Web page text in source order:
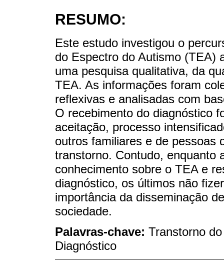
RESUMO:
Este estudo investigou o
do Espectro do Autismo (TEA)
uma pesquisa qualitativa, da
TEA. As informações foram
reflexivas e analisadas com
O recebimento do diagnóstico
aceitação, processo
outros familiares e de pessoas
transtorno. Contudo, enquanto
conhecimento sobre o TEA e
diagnóstico, os últimos não
importância da disseminação
sociedade.
Palavras-chave: Transtorno
Diagnóstico